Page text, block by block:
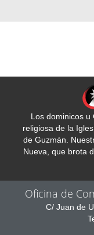
Los dominicos u
religiosa de la
de Guzmán.
Nueva, que brota
Oficina de
C/ Juan de